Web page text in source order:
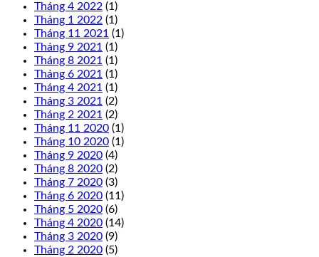
Tháng 4 2022 (1)
Tháng 1 2022 (1)
Tháng 11 2021 (1)
Tháng 9 2021 (1)
Tháng 8 2021 (1)
Tháng 6 2021 (1)
Tháng 4 2021 (1)
Tháng 3 2021 (2)
Tháng 2 2021 (2)
Tháng 11 2020 (1)
Tháng 10 2020 (1)
Tháng 9 2020 (4)
Tháng 8 2020 (2)
Tháng 7 2020 (3)
Tháng 6 2020 (11)
Tháng 5 2020 (6)
Tháng 4 2020 (14)
Tháng 3 2020 (9)
Tháng 2 2020 (5)